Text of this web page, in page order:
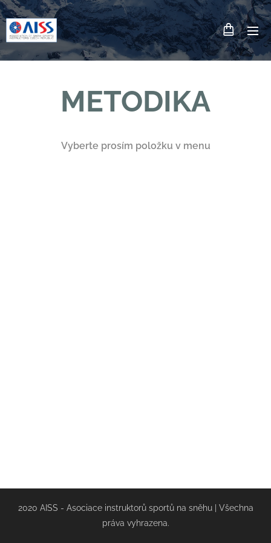
METODIKA
Vyberte prosím položku v menu
2020 AISS - Asociace instruktorů sportů na sněhu | Všechna
práva vyhrazena.